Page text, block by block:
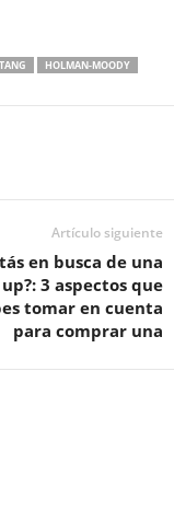
HOLMAN-MOODY
Artículo siguiente
en busca de una
3 aspectos que
tomar en cuenta
para comprar una